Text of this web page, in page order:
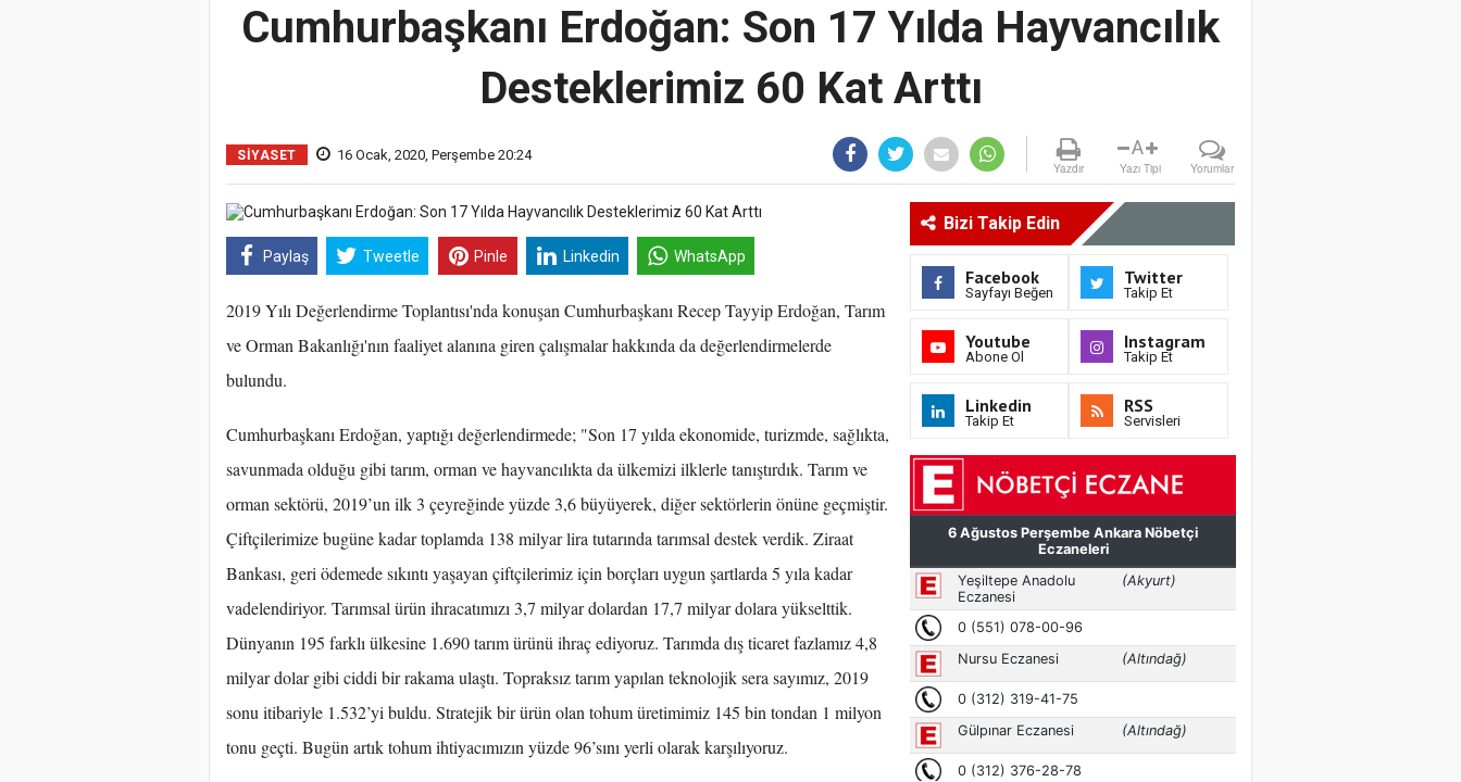
Cumhurbaşkanı Erdoğan: Son 17 Yılda Hayvancılık
Desteklerimiz 60 Kat Arttı
SIYASET 16 Ocak, 2020, Perşembe 20:24
Yazdır
A
Yazı Tipi Yorumlar
Paylaş Tweetle Pinle Linkedin WhatsApp
2019 Yılı Değerlendirme Toplantısı'nda konuşan Cumhurbaşkanı Recep Tayyip Erdoğan, Tarım
ve Orman Bakanlığı'nın faaliyet alanına giren çalışmalar hakkında da değerlendirmelerde
bulundu.
Cumhurbaşkanı Erdoğan, yaptığı değerlendirmede; "Son 17 yılda ekonomide, turizmde, sağlıkta,
savunmada olduğu gibi tarım, orman ve hayvancılıkta da ülkemizi ilklerle tanıştırdık. Tarım ve
orman sektörü, 2019’un ilk 3 çeyreğinde yüzde 3,6 büyüyerek, diğer sektörlerin önüne geçmiştir.
Çiftçilerimize bugüne kadar toplamda 138 milyar lira tutarında tarımsal destek verdik. Ziraat
Bankası, geri ödemede sıkıntı yaşayan çiftçilerimiz için borçları uygun şartlarda 5 yıla kadar
vadelendiriyor. Tarımsal ürün ihracatımızı 3,7 milyar dolardan 17,7 milyar dolara yükselttik.
Dünyanın 195 farklı ülkesine 1.690 tarım ürünü ihraç ediyoruz. Tarımda dış ticaret fazlamız 4,8
milyar dolar gibi ciddi bir rakama ulaştı. Topraksız tarım yapılan teknolojik sera sayımız, 2019
sonu itibariyle 1.532’yi buldu. Stratejik bir ürün olan tohum üretimimiz 145 bin tondan 1 milyon
tonu geçti. Bugün artık tohum ihtiyacımızın yüzde 96’sını yerli olarak karşılıyoruz.
Bizi Takip Edin
Facebook
Sayfayı Beğen
Twitter
Takip Et
Youtube
Abone Ol
Instagram
Takip Et
Linkedin
Takip Et
RSS
Servisleri